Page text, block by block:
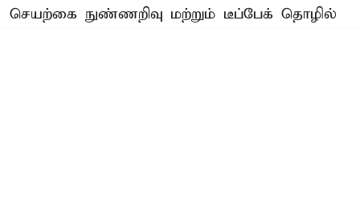
செயற்கை நுண்ணறிவு மற்றும் டீப்பேக் தொழில்